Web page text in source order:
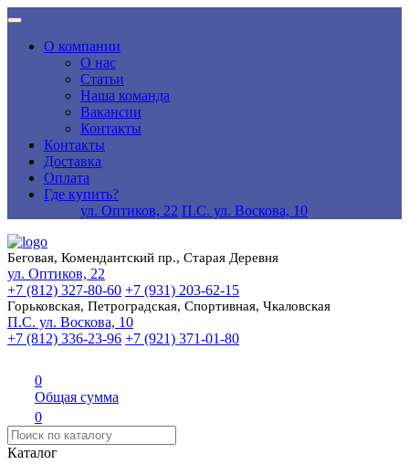
О компании
О нас
Статьи
Наша команда
Вакансии
Контакты
Контакты
Доставка
Оплата
Где купить?
ул. Оптиков, 22 П.С. ул. Воскова, 10
Беговая, Комендантский пр., Старая Деревня
ул. Оптиков, 22
+7 (812) 327-80-60 +7 (931) 203-62-15
Горьковская, Петроградская, Спортивная, Чкаловская
П.С. ул. Воскова, 10
+7 (812) 336-23-96 +7 (921) 371-01-80
0
Общая сумма
0
Каталог